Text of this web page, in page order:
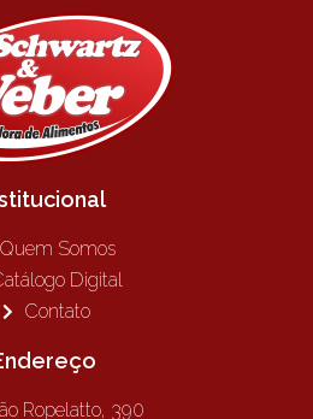
Quem Somos
Digital
Contato
Ropelatto, 390